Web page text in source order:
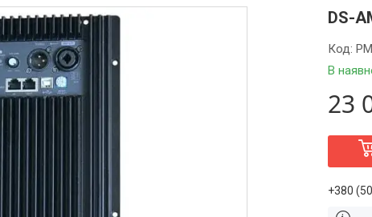
DS-
В
Код:
23
+380